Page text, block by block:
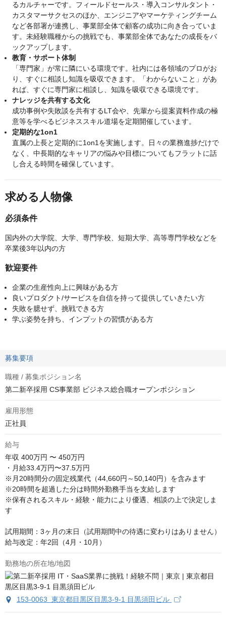
るカルチャーです。フィールドセールス・導入コンサルタント・
カスタマーサクセスのほか、エンジニアやマーケティングチーム
など各部署が連携し、事業部全体で顧客の成功に向き合っていま
す。未経験職種からの挑戦でも、事業部全体であなたの成長をバ
ックアップします。
教育・サポート体制
「専門家」が常に隣にいる環境です。社内には各領域のプロがお
り、すぐに相談し知識を吸収できます。「わからないこと」があ
れば、すぐに専門家に相談し、知識を吸収できる環境です。
ナレッジを共有する文化
成功事例や失敗談を共有するLT会や、先輩から提案資料作成の極
意等を学べるビジネススキル道場を定期開催しています。
定期的な1on1
直属の上長と定期的に1on1を実施します。日々の業務進捗だけで
なく、中長期的なキャリアの悩みや目標についてもフラットに話
し合える時間を確保しています。
求める人物像
必須条件
国内外の大学院、大学、専門学校、短期大学、高等専門学校などを
卒業後3年以内の方
歓迎要件
企業の生産性向上に興味がある方
良いプロダクト/サービスを自信を持って提供していきたい方
失敗を臆せず、挑戦できる方
学ぶ姿勢を持ち、インプットの習慣がある方
募集要項
職種 / 募集ポジション名
第二新卒採用 CS事業部 ビジネス総合職オープンポジション
雇用形態
正社員
給与
年収 400万円 〜 450万円
・月給33.4万円〜37.5万円
※月20時間分の固定残業代（44,660円～50,140円）を含みます
※20時間を超過した分は時間外勤務手当を支給します
※保有されるスキル・経験・能力により優遇、相談の上で決定しま
す
試用期間：3ヶ月の末日（試用期間中の待遇に変わりはありません）
給与改定：年2回（4月・10月）
勤務地の所在地/地図
153-0063 東京都目黒区目黒3-9-1 目黒須田ビル